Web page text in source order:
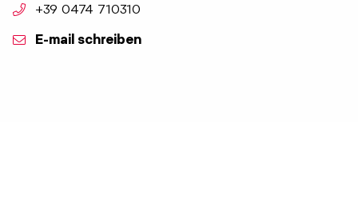
aria.phone:
+39 0474 710310
E-mail schreiben